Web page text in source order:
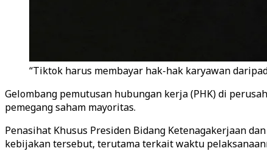
“Tiktok harus membayar hak-hak karyawan
Gelombang pemutusan hubungan kerja (PHK) di
pemegang saham mayoritas.
Penasihat Khusus Presiden Bidang Ketenagakerjaan
kebijakan tersebut, terutama terkait waktu